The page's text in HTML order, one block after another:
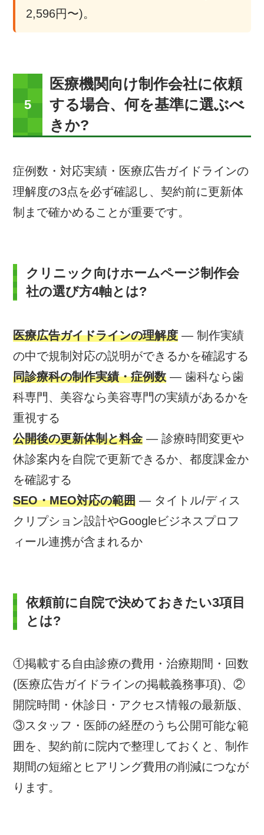
2,596円〜)。
医療機関向け制作会社に依頼
する場合、何を基準に選ぶべ
きか?
症例数・対応実績・医療広告ガイドラインの
理解度の3点を必ず確認し、契約前に更新体
制まで確かめることが重要です。
クリニック向けホームページ制作会
社の選び方4軸とは?
医療広告ガイドラインの理解度 — 制作実績
の中で規制対応の説明ができるかを確認する
同診療科の制作実績・症例数 — 歯科なら歯
科専門、美容なら美容専門の実績があるかを
重視する
公開後の更新体制と料金 — 診療時間変更や
休診案内を自院で更新できるか、都度課金か
を確認する
SEO・MEO対応の範囲 — タイトル/ディス
クリプション設計やGoogleビジネスプロフ
ィール連携が含まれるか
依頼前に自院で決めておきたい3項目
とは?
①掲載する自由診療の費用・治療期間・回数
(医療広告ガイドラインの掲載義務事項)、②
開院時間・休診日・アクセス情報の最新版、
③スタッフ・医師の経歴のうち公開可能な範
囲を、契約前に院内で整理しておくと、制作
期間の短縮とヒアリング費用の削減につなが
ります。